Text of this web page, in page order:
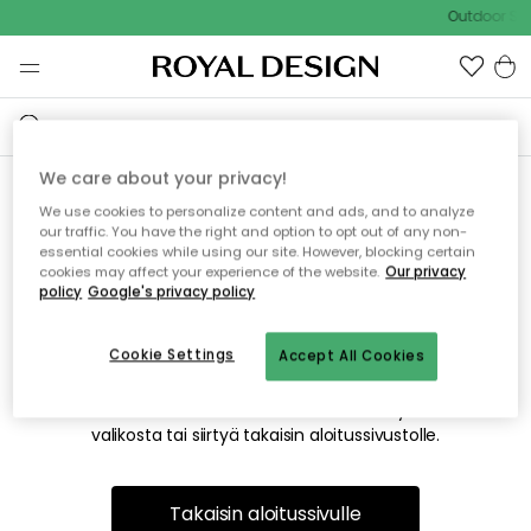
Outdoor
Emme valitettavasti löydä
etsimääsi sivua
Tämä voi johtua siitä, että sivua ei enää ole tai siitä, että se
on siirretty muualle. Pahoittelemme tästä mahdollisesti
valikosta tai siirtyä takaisin aloitussivustolle.
Takaisin aloitussivulle
We care about your privacy!
We use cookies to personalize content and ads, and to analyze
our traffic. You have the right and option to opt out of any non-
essential cookies while using our site. However, blocking certain
cookies may affect your experience of the website. Our privacy
policy Google's privacy policy
Accept All Cookies
Cookie Settings